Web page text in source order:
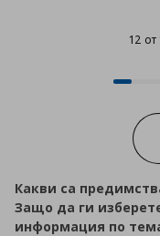
12
Progress:
Какви са
Защо да ги
информация по